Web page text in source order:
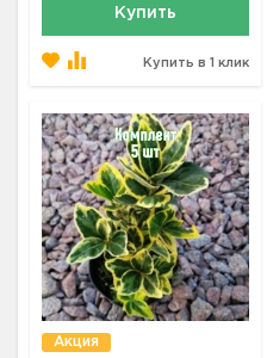
Купить
Купить в 1 клик
Акция